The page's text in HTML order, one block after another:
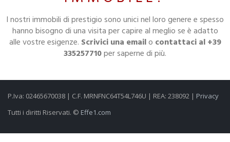
I nostri immobili di prestigio sono unici nel loro genere e spesso
hanno bisogno di una visita per capire al meglio se è adatto
alle vostre esigenze. Scrivici una emailo contattaci al +39
335257710per saperne di più.
P.Iva: 02465670038 | C.F. MRNFNC64T54L746U | REA: 238092 | Privacy
Tutti i diritti Riservati. © Effe1.com